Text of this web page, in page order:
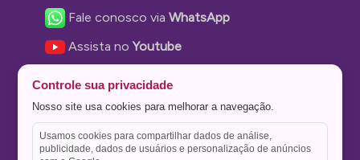
Fale conosco viaWhatsApp
Assista noYoutube
Nos siga no Instagram
Nos siga noTwitter
Controle sua privacidade
Nosso site usa cookies para melhorar a navegação.
Usamos cookies para compartilhar dados de análise,
publicidade, dados de usuários e personalização de anúncios